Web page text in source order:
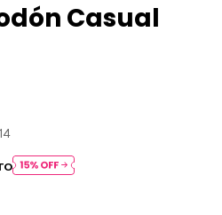
Casual